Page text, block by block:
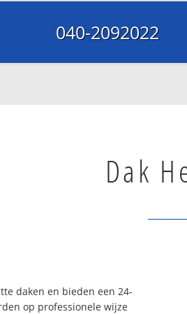
040-2092022
Dak
daken en bieden een 24-
op professionele wijze